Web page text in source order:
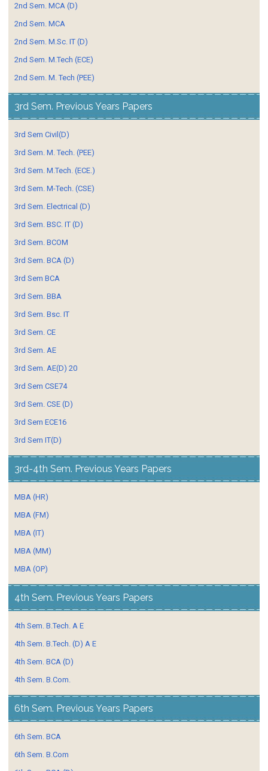
2nd Sem. MCA (D)
2nd Sem. MCA
2nd Sem. M.Sc. IT (D)
2nd Sem. M.Tech (ECE)
2nd Sem. M. Tech (PEE)
3rd Sem. Previous Years Papers
3rd Sem Civil(D)
3rd Sem. M. Tech. (PEE)
3rd Sem. M.Tech. (ECE.)
3rd Sem. M-Tech. (CSE)
3rd Sem. Electrical (D)
3rd Sem. BSC. IT (D)
3rd Sem. BCOM
3rd Sem. BCA (D)
3rd Sem BCA
3rd Sem. BBA
3rd Sem. Bsc. IT
3rd Sem. CE
3rd Sem. AE
3rd Sem. AE(D) 20
3rd Sem CSE74
3rd Sem. CSE (D)
3rd Sem ECE16
3rd Sem IT(D)
3rd-4th Sem. Previous Years Papers
MBA (HR)
MBA (FM)
MBA (IT)
MBA (MM)
MBA (OP)
4th Sem. Previous Years Papers
4th Sem. B.Tech. A E
4th Sem. B.Tech. (D) A E
4th Sem. BCA (D)
4th Sem. B.Com.
6th Sem. Previous Years Papers
6th Sem. BCA
6th Sem. B.Com